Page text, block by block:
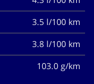
3.5 l/100 km
3.8 l/100 km
103.0 g/km